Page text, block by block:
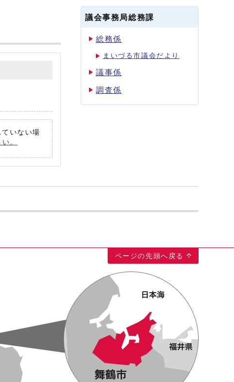
いない場
。
議会事務局総務課
総務係
まいづる市議会だより
議事係
調査係
ページの先頭へ戻る